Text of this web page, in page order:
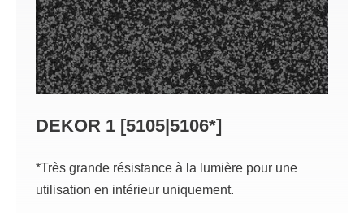
DEKOR 1 [5105|5106*]
*Très grande résistance à la lumière pour une
utilisation en intérieur uniquement.